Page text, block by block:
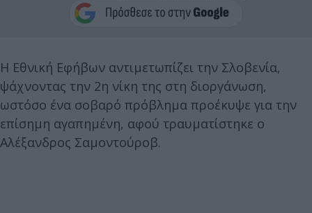
Η Εθνική Εφήβων αντιμετωπίζει την Σλοβενία,
ψάχνοντας την 2η νίκη της στη διοργάνωση,
ωστόσο ένα σοβαρό πρόβλημα προέκυψε για την
επίσημη αγαπημένη, αφού τραυματίστηκε ο
Αλέξανδρος Σαμοντούροβ.